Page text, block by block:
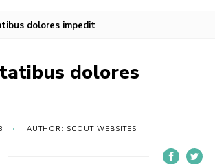
dolores impedit
dolores
AUTHOR: SCOUT WEBSITES